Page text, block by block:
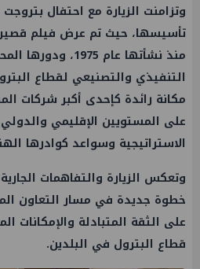
تأسيسها، حيث تم عرض فيلم
منذ نشأتها عام
التنفيذي والتصنيعي لقطاع
على المستويين الإقليمي
الاستراتيجية وسواعد كوادرها
وتعكس الزيارة والتفاهمات
خطوة جديدة في مسار التعاون
على الثقة المتبادلة والإمكانات
قطاع البترول في البلدين.